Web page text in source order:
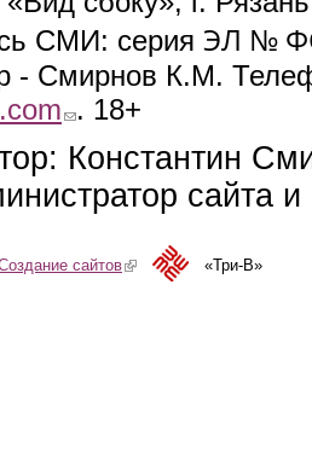
СМИ: серия ЭЛ №
- Смирнов К.М.
(link sends e-mail)
. 18+
Константин
сайта
сайтов(link is external)«Три-В»